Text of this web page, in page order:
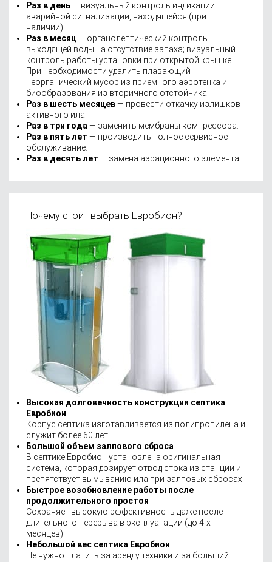
Раз в день— визуальный контроль индикации
аварийной сигнализации, находящейся (при
наличии).
Раз в месяц— органолептический контроль
выходящей воды на отсутствие запаха; визуальный
контроль работы установки при открытой крышке.
При необходимости удалить плавающий
неорганический мусор из приемного аэротенка и
биообразования из вторичного отстойника.
Раз в шесть месяцев— провести откачку излишков
активного ила.
Раз в три года— заменить мембраны компрессора.
Раз в пять лет — производить полное сервисное
обслуживание.
Раз в десять лет — замена аэрационного элемента.
Почему стоит выбрать Евробион?
Высокая долговечность конструкции септика
Евробион
Корпус септика изготавливается из полипропилена и
служит более 60 лет
Большой объем залпового сброса
В септике Евробион установлена оригинальная
система, которая дозирует отвод стока из станции и
препятствует вымыванию ила при залповых сбросах
Быстрое возобновление работы после
продолжительного простоя
Сохраняет высокую эффективность даже после
длительного перерыва в эксплуатации (до 4-х
месяцев)
Небольшой вес септика Евробион
Не нужно платить за аренду техники и за больший